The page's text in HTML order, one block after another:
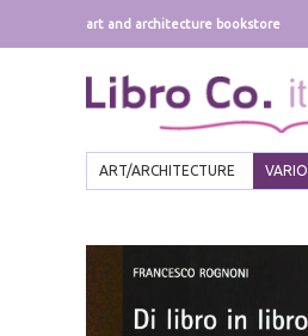
art and architecture bookstore
ART/ARCHITECTURE